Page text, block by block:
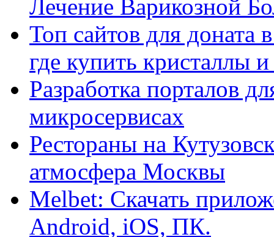
Лечение Варикозной
Топ сайтов для
где купить кристаллы
Разработка порталов
микросервисах
Рестораны на
атмосфера Москвы
Melbet: Скачать
Android, iOS, ПК.